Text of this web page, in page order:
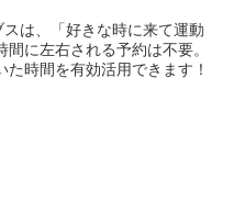
は、「好きな時に来て運動
に左右される予約は不要。
時間を有効活用できます！